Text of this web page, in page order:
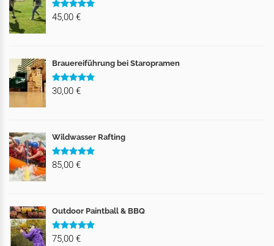
45,00 €
Brauereiführung bei Staropramen
30,00 €
Wildwasser Rafting
85,00 €
Outdoor Paintball & BBQ
75,00 €